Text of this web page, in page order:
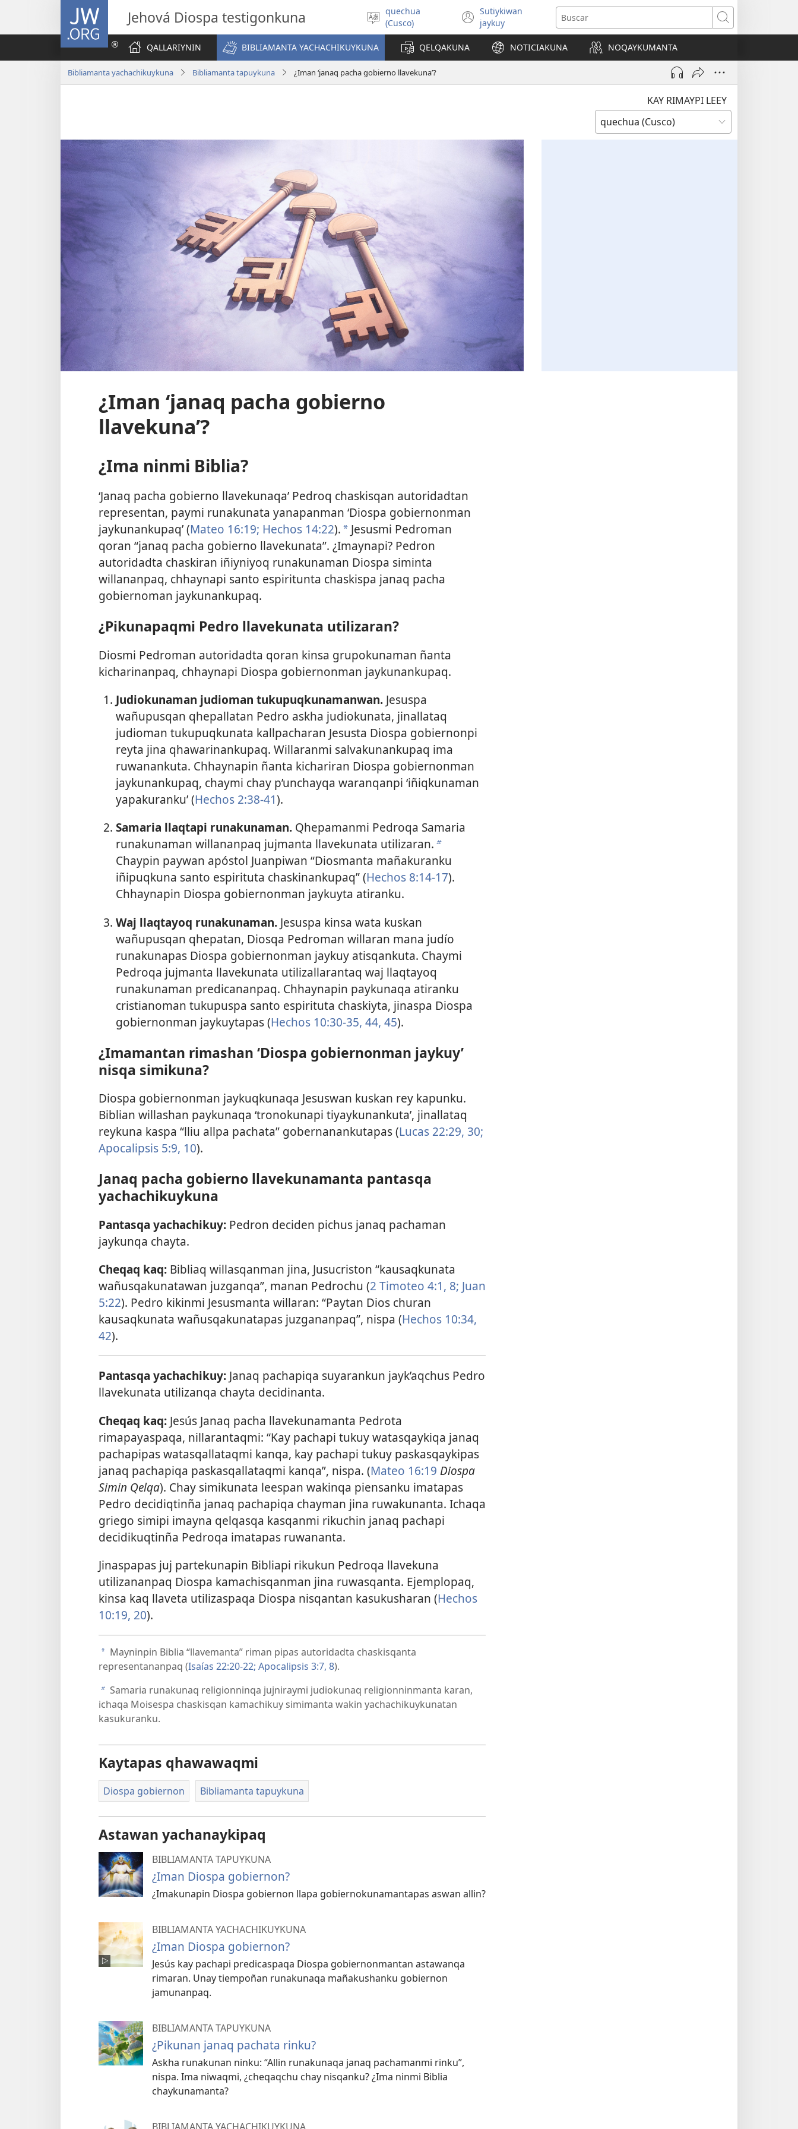
JW.ORG
Jehová Diospa testigonkuna
Simita
akllay
quechua
(Cusco)
Sutiykiwan
jaykuy(abre
una
nueva
ventana)
Buscar
QALLARIYNIN BIBLIAMANTA YACHACHIKUYKUNA QELQAKUNA NOTICIAKUNA NOQAYKUMANTA
Bibliamanta yachachikuykuna Bibliamanta tapuykuna ¿Iman ‘janaq pacha gobierno llavekuna’?
KAY RIMAYPI LEEY
¿Iman ‘janaq pacha gobierno
llavekuna’?
¿Ima ninmi Biblia?
‘Janaq pacha gobierno llavekunaqa’ Pedroq chaskisqan autoridadtan
representan, paymi runakunata yanapanman ‘Diospa gobiernonman
jaykunankupaq’ (Mateo 16:19; Hechos 14:22). a Jesusmi Pedroman
qoran “janaq pacha gobierno llavekunata”. ¿Imaynapi? Pedron
autoridadta chaskiran iñiyniyoq runakunaman Diospa siminta
willananpaq, chhaynapi santo espiritunta chaskispa janaq pacha
gobiernoman jaykunankupaq.
¿Pikunapaqmi Pedro llavekunata utilizaran?
Diosmi Pedroman autoridadta qoran kinsa grupokunaman ñanta
kicharinanpaq, chhaynapi Diospa gobiernonman jaykunankupaq.
Judiokunaman judioman tukupuqkunamanwan.Jesuspa
wañupusqan qhepallatan Pedro askha judiokunata, jinallataq
judioman tukupuqkunata kallpacharan Jesusta Diospa gobiernonpi
reyta jina qhawarinankupaq. Willaranmi salvakunankupaq ima
ruwanankuta. Chhaynapin ñanta kichariran Diospa gobiernonman
jaykunankupaq, chaymi chay p’unchayqa waranqanpi ‘iñiqkunaman
yapakuranku’ (Hechos 2:38-41).
Samaria llaqtapi runakunaman.Qhepamanmi Pedroqa Samaria
runakunaman willananpaq jujmanta llavekunata utilizaran. b
Chaypin paywan apóstol Juanpiwan “Diosmanta mañakuranku
iñipuqkuna santo espirituta chaskinankupaq” (Hechos 8:14-17).
Chhaynapin Diospa gobiernonman jaykuyta atiranku.
Waj llaqtayoq runakunaman.Jesuspa kinsa wata kuskan
wañupusqan qhepatan, Diosqa Pedroman willaran mana judío
runakunapas Diospa gobiernonman jaykuy atisqankuta. Chaymi
Pedroqa jujmanta llavekunata utilizallarantaq waj llaqtayoq
runakunaman predicananpaq. Chhaynapin paykunaqa atiranku
cristianoman tukupuspa santo espirituta chaskiyta, jinaspa Diospa
gobiernonman jaykuytapas (Hechos 10:30-35, 44, 45).
¿Imamantan rimashan ‘Diospa gobiernonman jaykuy’
nisqa simikuna?
Diospa gobiernonman jaykuqkunaqa Jesuswan kuskan rey kapunku.
Biblian willashan paykunaqa ‘tronokunapi tiyaykunankuta’, jinallataq
reykuna kaspa “lliu allpa pachata” gobernanankutapas (Lucas 22:29, 30;
Apocalipsis 5:9, 10).
Janaq pacha gobierno llavekunamanta pantasqa
yachachikuykuna
Pantasqa yachachikuy: Pedron deciden pichus janaq pachaman
jaykunqa chayta.
Cheqaq kaq: Bibliaq willasqanman jina, Jusucriston “kausaqkunata
wañusqakunatawan juzganqa”, manan Pedrochu (2 Timoteo 4:1, 8; Juan
5:22). Pedro kikinmi Jesusmanta willaran: “Paytan Dios churan
kausaqkunata wañusqakunatapas juzgananpaq”, nispa (Hechos 10:34,
42).
Pantasqa yachachikuy: Janaq pachapiqa suyarankun jayk’aqchus Pedro
llavekunata utilizanqa chayta decidinanta.
Cheqaq kaq: Jesús Janaq pacha llavekunamanta Pedrota
rimapayaspaqa, nillarantaqmi: “Kay pachapi tukuy watasqaykiqa janaq
pachapipas watasqallataqmi kanqa, kay pachapi tukuy paskasqaykipas
janaq pachapiqa paskasqallataqmi kanqa”, nispa. (Mateo 16:19 Diospa
Simin Qelqa). Chay simikunata leespan wakinqa piensanku imatapas
Pedro decidiqtinña janaq pachapiqa chayman jina ruwakunanta. Ichaqa
griego simipi imayna qelqasqa kasqanmi rikuchin janaq pachapi
decidikuqtinña Pedroqa imatapas ruwananta.
Jinaspapas juj partekunapin Bibliapi rikukun Pedroqa llavekuna
utilizananpaq Diospa kamachisqanman jina ruwasqanta. Ejemplopaq,
kinsa kaq llaveta utilizaspaqa Diospa nisqantan kasukusharan (Hechos
10:19, 20).
a Mayninpin Biblia “llavemanta” riman pipas autoridadta chaskisqanta
representananpaq (Isaías 22:20-22; Apocalipsis 3:7, 8).
b Samaria runakunaq religionninqa jujniraymi judiokunaq religionninmanta karan,
ichaqa Moisespa chaskisqan kamachikuy simimanta wakin yachachikuykunatan
kasukuranku.
Kaytapas qhawawaqmi
Diospa gobiernon Bibliamanta tapuykuna
Astawan yachanaykipaq
BIBLIAMANTA TAPUYKUNA
¿Iman Diospa gobiernon?
¿Imakunapin Diospa gobiernon llapa gobiernokunamantapas aswan allin?
BIBLIAMANTA YACHACHIKUYKUNA
¿Iman Diospa gobiernon?
Jesús kay pachapi predicaspaqa Diospa gobiernonmantan astawanqa
rimaran. Unay tiempoñan runakunaqa mañakushanku gobiernon
jamunanpaq.
BIBLIAMANTA TAPUYKUNA
¿Pikunan janaq pachata rinku?
Askha runakunan ninku: “Allin runakunaqa janaq pachamanmi rinku”,
nispa. Ima niwaqmi, ¿cheqaqchu chay nisqanku? ¿Ima ninmi Biblia
chaykunamanta?